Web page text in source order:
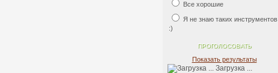
Все хорошие
Я не знаю таких инструментов
:)
Показать результаты
Загрузка ...